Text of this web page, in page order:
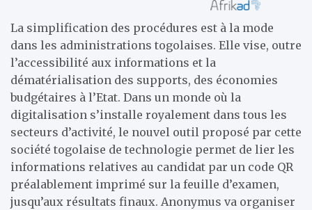
La simplification des procédures est à la mode
dans les administrations togolaises. Elle vise, outre
l’accessibilité aux informations et la
dématérialisation des supports, des économies
budgétaires à l’Etat. Dans un monde où la
digitalisation s’installe royalement dans tous les
secteurs d’activité, le nouvel outil proposé par cette
société togolaise de technologie permet de lier les
informations relatives au candidat par un code QR
préalablement imprimé sur la feuille d’examen,
jusqu’aux résultats finaux. Anonymus va organiser